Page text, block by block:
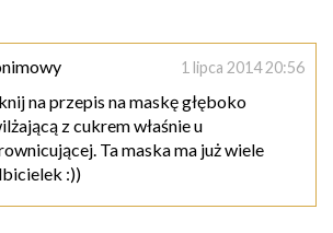
1 lipca 2014 20:56
na przepis na maskę głęboko
z cukrem właśnie u
Ta maska ma już wiele
:))